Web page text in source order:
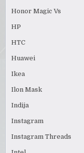
Honor Magic Vs
HP
HTC
Huawei
Ikea
Ilon Mask
Indija
Instagram
Instagram Threads